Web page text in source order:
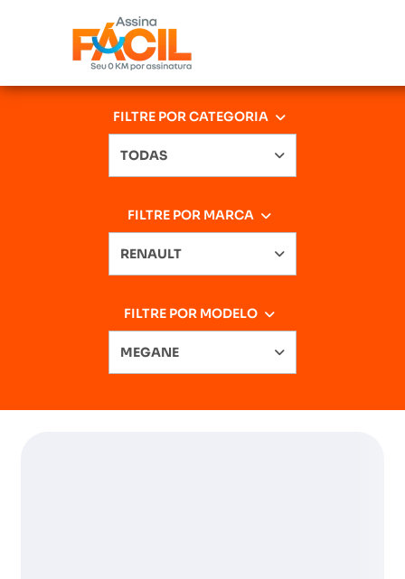
FILTRE POR CATEGORIA
TODAS
FILTRE POR MARCA
RENAULT
FILTRE POR MODELO
MEGANE